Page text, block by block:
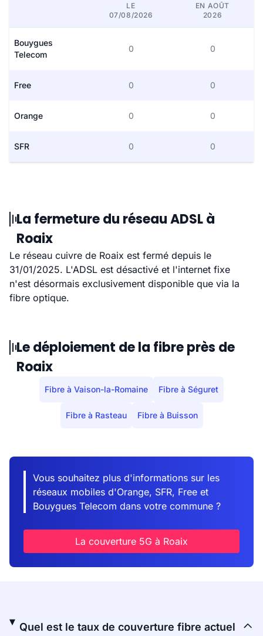
LE
07/08/2026
EN AOÛT
2026
Bouygues
Telecom
0 0
Free 0 0
Orange 0 0
SFR 0 0
La fermeture du réseau ADSL à
Roaix
Le réseau cuivre de Roaix est fermé depuis le
31/01/2025. L'ADSL est désactivé et l'internet fixe
n'est désormais exclusivement disponible que via la
fibre optique.
Le déploiement de la fibre près de
Roaix
Fibre à Vaison-la-Romaine Fibre à Séguret
Fibre à Rasteau Fibre à Buisson
Vous souhaitez plus d'informations sur les
réseaux mobiles d'Orange, SFR, Free et
Bouygues Telecom dans votre commune ?
La couverture 5G à Roaix
Quel est le taux de couverture fibre actuel